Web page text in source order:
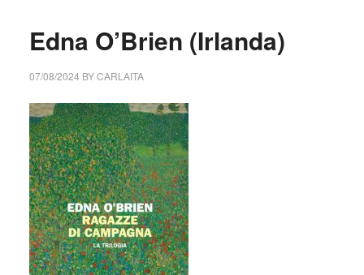
Edna O’Brien (Irlanda)
07/08/2024 BYCARLAITA